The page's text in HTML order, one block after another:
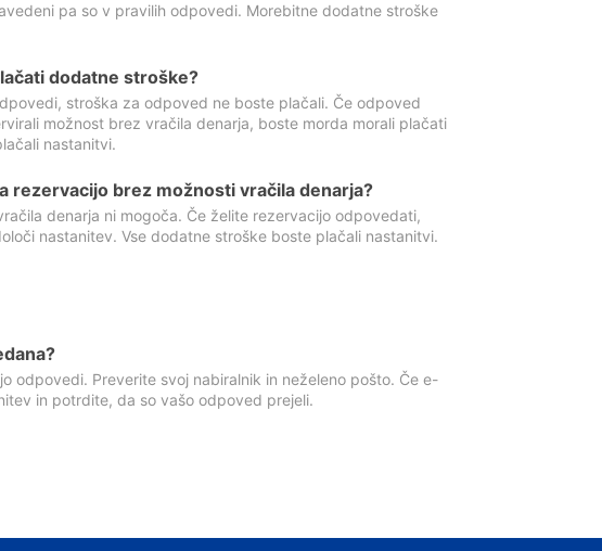
pa so v pravilih odpovedi. Morebitne dodatne stroške
dodatne stroške?
stroška za odpoved ne boste plačali. Če odpoved
možnost brez vračila denarja, boste morda morali plačati
nastanitvi.
rezervacijo brez možnosti vračila denarja?
denarja ni mogoča. Če želite rezervacijo odpovedati,
nastanitev. Vse dodatne stroške boste plačali nastanitvi.
odpovedi. Preverite svoj nabiralnik in neželeno pošto. Če e-
in potrdite, da so vašo odpoved prejeli.